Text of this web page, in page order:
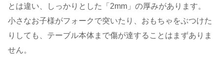
とは違い、しっかりとした「2mm」の厚みがあります。
小さなお子様がフォークで突いたり、おもちゃをぶつけた
りしても、テーブル本体まで傷が達することはまずありま
せん。